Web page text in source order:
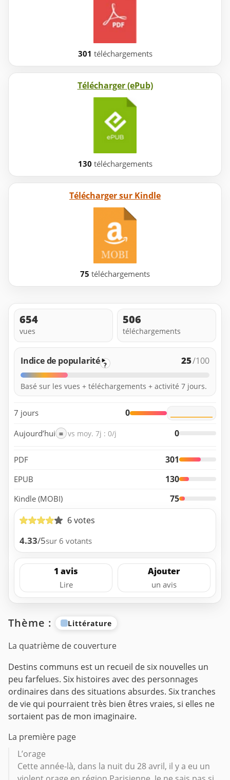
301 téléchargements
Télécharger (ePub)
130 téléchargements
Télécharger sur Kindle
75 téléchargements
654
vues
506
téléchargements
Indice de popularité ? 25/100
Basé sur les vues + téléchargements + activité 7 jours.
7 jours 0
Aujourd’hui = vs moy. 7j : 0/j 0
PDF 301
EPUB 130
Kindle (MOBI)
75
6 votes
4.33/5sur 6 votants
1 avis
Lire
Ajouter
un avis
Thème : Littérature
La quatrième de couverture
Destins communs est un recueil de six nouvelles un
peu farfelues. Six histoires avec des personnages
ordinaires dans des situations absurdes. Six tranches
de vie qui pourraient très bien êtres vraies, si elles ne
sortaient pas de mon imaginaire.
La première page
L’orage
Cette année-là, dans la nuit du 28 avril, il y a eu un